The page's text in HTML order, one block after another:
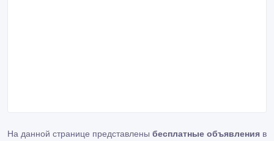
На данной странице представлены бесплатные объявления в